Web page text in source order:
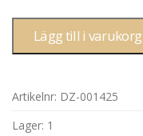
Lägg till i varukorg
Artikelnr: DZ-001425
Lager: 1